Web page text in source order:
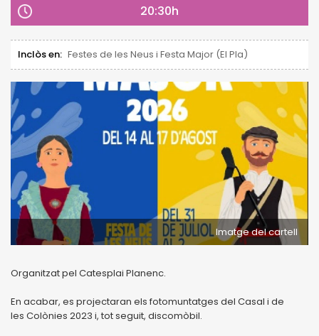
20:30h
Inclòs en: Festes de les Neus i Festa Major (El Pla)
Imatge del cartell
Organitzat pel Catesplai Planenc.
En acabar, es projectaran els fotomuntatges del Casal i de
les Colònies 2023 i, tot seguit, discomòbil.